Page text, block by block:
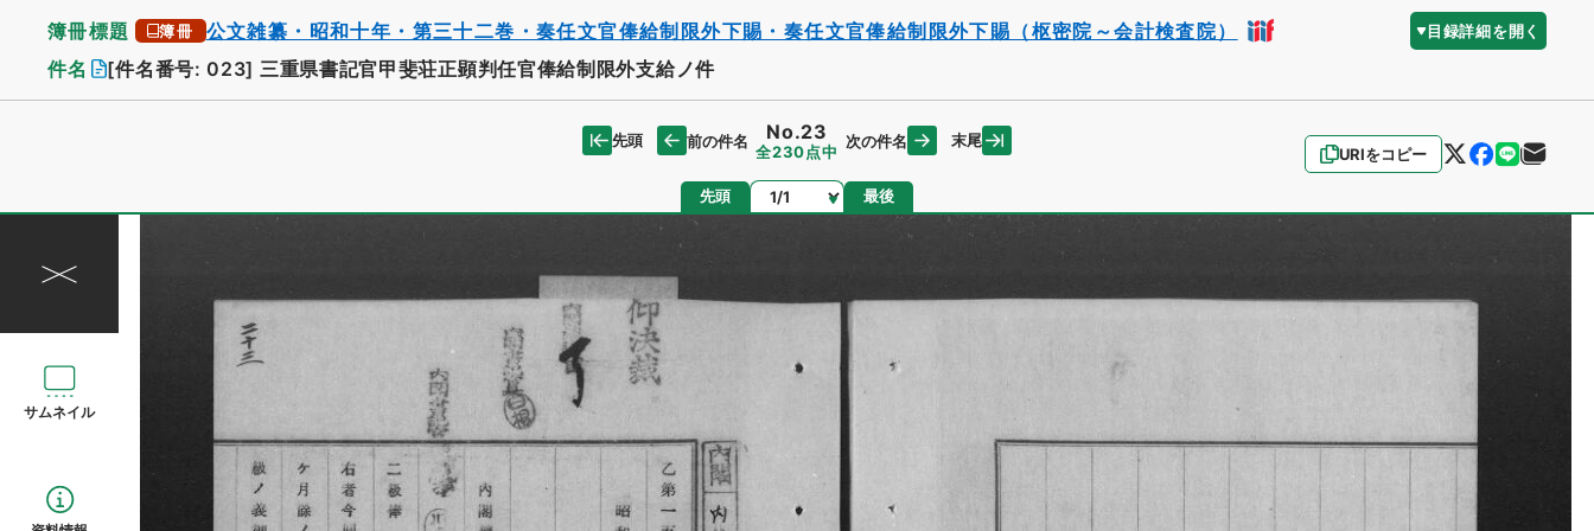
簿冊標題 簿冊 公文雑纂・昭和十年・第三十二巻・奏任文官俸給制限外下賜・奏任文官俸給制限外下賜（枢密院～会計検査院） 目録詳細を開く
件名 [件名番号: 023] 三重県書記官甲斐荘正顕判任官俸給制限外支給ノ件
URIをコピー
先頭 前の件名 No.23
全230点中
次の件名 末尾
先頭 ページ 最後
サムネイル